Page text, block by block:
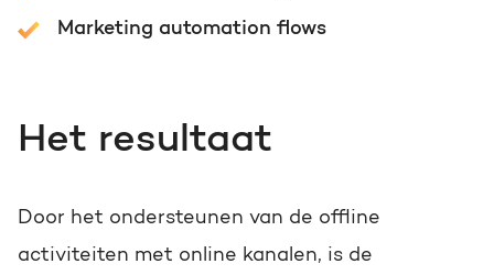
Marketing automation flows
Het resultaat
Door het ondersteunen van de offline
activiteiten met online kanalen, is de